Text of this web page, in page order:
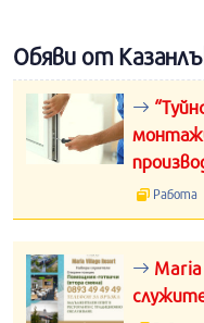
Обяви от
Работа